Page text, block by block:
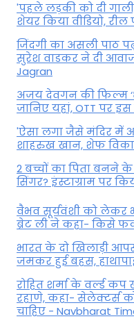
'पहले लड़की को दी
शेयर किया वीडियो, रील
जिंदगी का असली पाठ
सुरेश वाडकर ने दी
Jagran
अजय देवगन की फिल्म
जानिए यहां, OTT पर
'ऐसा लगा जैसे मंदिर में
शाहरुख खान, शेफ
2 बच्चों का पिता बनने
सिंगर? इंस्टाग्राम पर
वैभव सूर्यवंशी को लेकर
ब्रेट ली ने कहा- किसे
भारत के दो खिलाड़ी
जमकर हुई बहस,
रोहित शर्मा के वर्ल्ड
रहाणे, कहा- सेलेक्टर्स
चाहिए - Navbharat